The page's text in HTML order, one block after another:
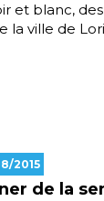
et blanc,
la ville de
2015
de la